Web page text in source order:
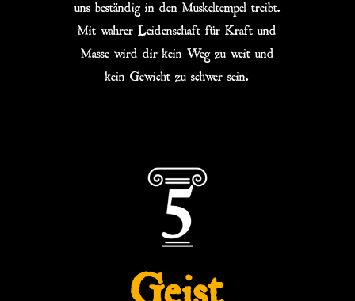
uns beständig in den Muskeltempel treibt.
Mit wahrer Leidenschaft für Kraft und
Masse wird dir kein Weg zu weit und
kein Gewicht zu schwer sein.
Geist